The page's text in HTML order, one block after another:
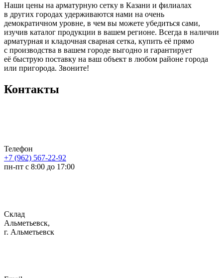
Наши цены на арматурную сетку в Казани и филиалах
в других городах удерживаются нами на очень
демократичном уровне, в чем вы можете убедиться сами,
изучив каталог продукции в вашем регионе. Всегда в наличии
арматурная и кладочная сварная сетка, купить её прямо
с производства в вашем городе выгодно и гарантирует
её быструю поставку на ваш объект в любом районе города
или пригорода. Звоните!
Контакты
Телефон
+7 (962) 567-22-92
пн-пт с 8:00 до 17:00
Склад
Альметьевск,
г. Альметьевск